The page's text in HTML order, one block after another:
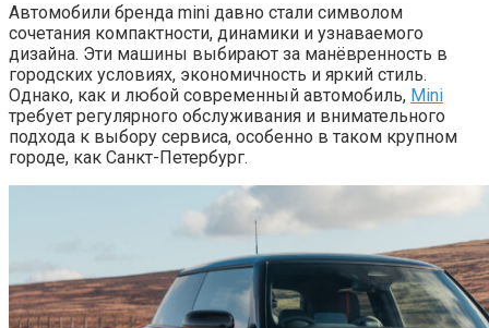
Автомобили бренда mini давно стали символом
сочетания компактности, динамики и узнаваемого
дизайна. Эти машины выбирают за манёвренность в
городских условиях, экономичность и яркий стиль.
Однако, как и любой современный автомобиль, Mini
требует регулярного обслуживания и внимательного
подхода к выбору сервиса, особенно в таком крупном
городе, как Санкт-Петербург.